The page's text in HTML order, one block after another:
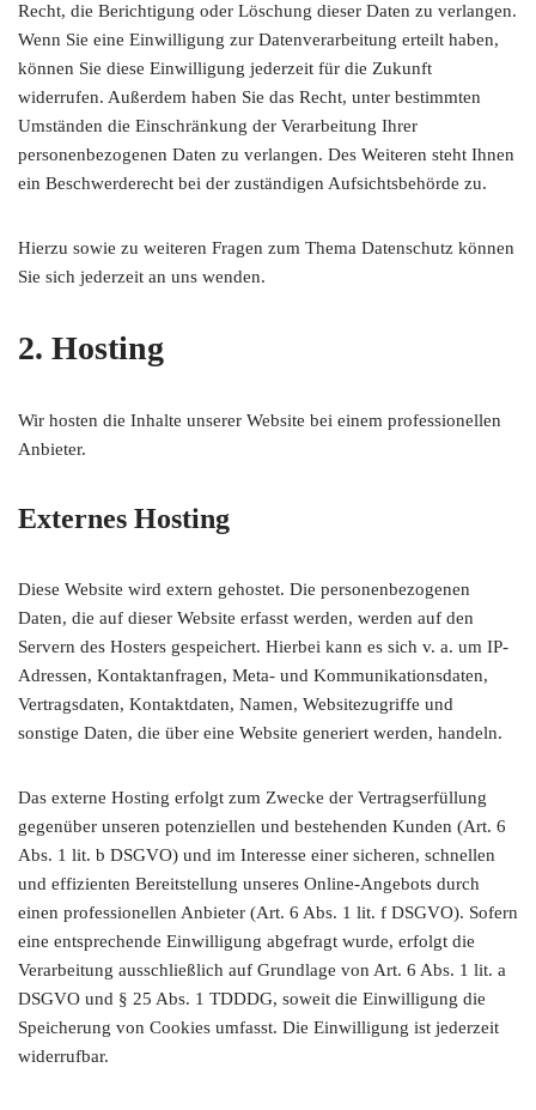
Recht, die Berichtigung oder Löschung dieser Daten zu verlangen.
Wenn Sie eine Einwilligung zur Datenverarbeitung erteilt haben,
können Sie diese Einwilligung jederzeit für die Zukunft
widerrufen. Außerdem haben Sie das Recht, unter bestimmten
Umständen die Einschränkung der Verarbeitung Ihrer
personenbezogenen Daten zu verlangen. Des Weiteren steht Ihnen
ein Beschwerderecht bei der zuständigen Aufsichtsbehörde zu.
Hierzu sowie zu weiteren Fragen zum Thema Datenschutz können
Sie sich jederzeit an uns wenden.
2. Hosting
Wir hosten die Inhalte unserer Website bei einem professionellen
Anbieter.
Externes Hosting
Diese Website wird extern gehostet. Die personenbezogenen
Daten, die auf dieser Website erfasst werden, werden auf den
Servern des Hosters gespeichert. Hierbei kann es sich v. a. um IP-
Adressen, Kontaktanfragen, Meta- und Kommunikationsdaten,
Vertragsdaten, Kontaktdaten, Namen, Websitezugriffe und
sonstige Daten, die über eine Website generiert werden, handeln.
Das externe Hosting erfolgt zum Zwecke der Vertragserfüllung
gegenüber unseren potenziellen und bestehenden Kunden (Art. 6
Abs. 1 lit. b DSGVO) und im Interesse einer sicheren, schnellen
und effizienten Bereitstellung unseres Online-Angebots durch
einen professionellen Anbieter (Art. 6 Abs. 1 lit. f DSGVO). Sofern
eine entsprechende Einwilligung abgefragt wurde, erfolgt die
Verarbeitung ausschließlich auf Grundlage von Art. 6 Abs. 1 lit. a
DSGVO und § 25 Abs. 1 TDDDG, soweit die Einwilligung die
Speicherung von Cookies umfasst. Die Einwilligung ist jederzeit
widerrufbar.